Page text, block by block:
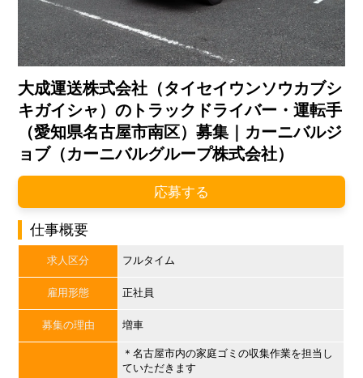
大成運送株式会社（タイセイウンソウカブシ
キガイシャ）のトラックドライバー・運転手
（愛知県名古屋市南区）募集｜カーニバルジ
ョブ（カーニバルグループ株式会社）
応募する
仕事概要
求人区分 フルタイム
雇用形態 正社員
募集の理由 増車
＊名古屋市内の家庭ゴミの収集作業を担当し
ていただきます